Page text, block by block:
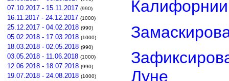
07.10.2017 - 15.11.2017 (990)
16.11.2017 - 24.12.2017 (1000)
25.12.2017 - 04.02.2018 (990)
05.02.2018 - 17.03.2018 (1000)
18.03.2018 - 02.05.2018 (990)
03.05.2018 - 11.06.2018 (1000)
12.06.2018 - 18.07.2018 (990)
19.07.2018 - 24.08.2018 (1000)
Калифорнии
Луне